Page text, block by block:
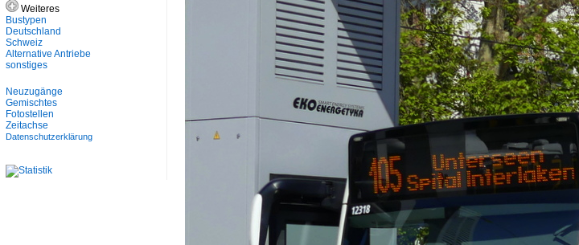
Weiteres
Bustypen
Deutschland
Schweiz
Alternative Antriebe
sonstiges
Neuzugänge
Gemischtes
Fotostellen
Zeitachse
Datenschutzerklärung